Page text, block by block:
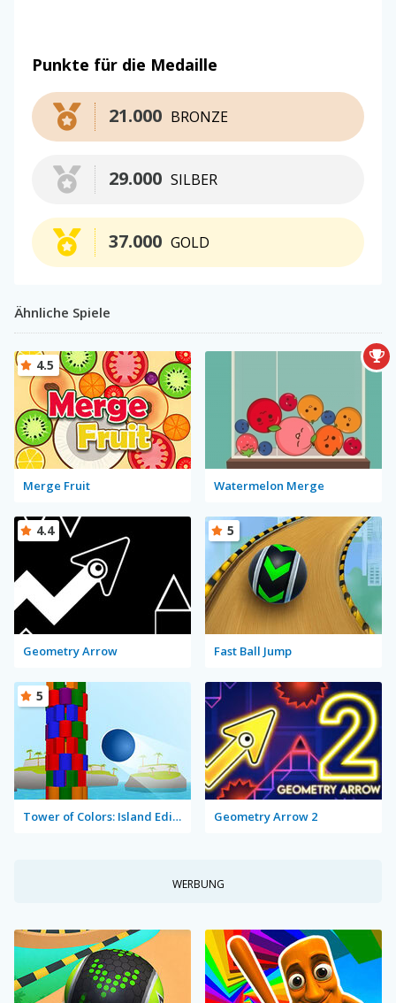
Punkte für die Medaille
BRONZE
21.000
SILBER
29.000
GOLD
37.000
Ähnliche Spiele
Merge Fruit
4.5
Watermelon Merge
Geometry Arrow
4.4
Fast Ball Jump
5
Tower of Colors: Island Edition
5
Geometry Arrow 2
WERBUNG